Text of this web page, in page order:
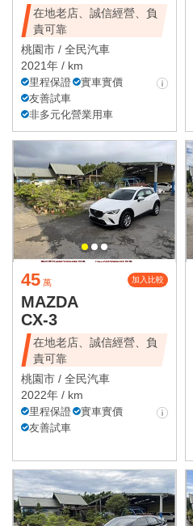
在地老店、誠信經營、負
責可靠
桃園市 / 全民汽車
2021年 / km
里程保證
實車實價
友善試車
非多元化營業用車
45 萬 加入比較
MAZDA
CX-3
在地老店、誠信經營、負
責可靠
桃園市 / 全民汽車
2022年 / km
里程保證
實車實價
友善試車